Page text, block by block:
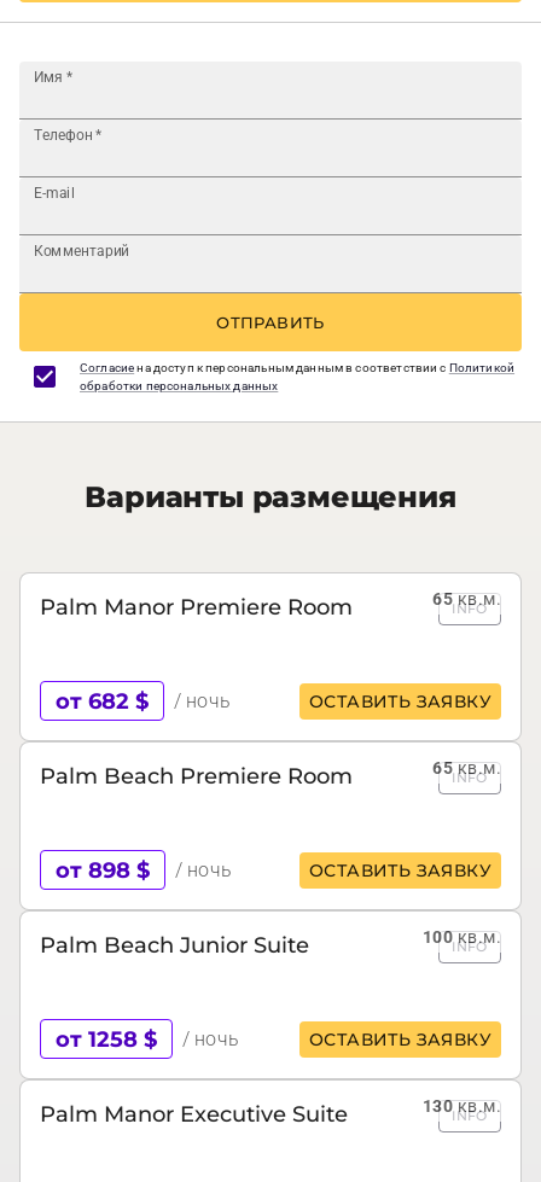
Имя *
Телефон *
E-mail
Комментарий
ОТПРАВИТЬ
Согласиена доступ к персональным данным в соответствии с Политикой
обработки персональных данных
Варианты размещения
65кв.м.
Palm Manor Premiere Room INFO
от 682 $ / ночь ОСТАВИТЬ ЗАЯВКУ
65кв.м.
Palm Beach Premiere Room INFO
от 898 $ / ночь ОСТАВИТЬ ЗАЯВКУ
100кв.м.
Palm Beach Junior Suite INFO
от 1258 $ / ночь ОСТАВИТЬ ЗАЯВКУ
130кв.м.
Palm Manor Executive Suite INFO